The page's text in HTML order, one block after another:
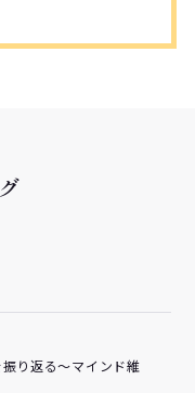
り返る～マインド維